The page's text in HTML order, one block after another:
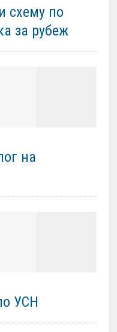
схему по
за рубеж
на
УСН